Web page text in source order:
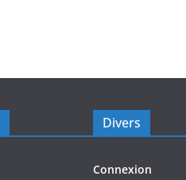
Divers
Connexion